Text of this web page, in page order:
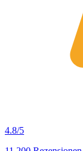
4.8/5